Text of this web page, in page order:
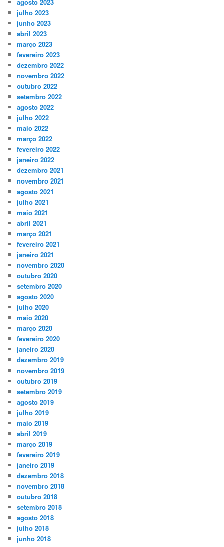
julho 2023
junho 2023
abril 2023
março 2023
fevereiro 2023
dezembro 2022
novembro 2022
outubro 2022
setembro 2022
agosto 2022
julho 2022
maio 2022
março 2022
fevereiro 2022
janeiro 2022
dezembro 2021
novembro 2021
agosto 2021
julho 2021
maio 2021
abril 2021
março 2021
fevereiro 2021
janeiro 2021
novembro 2020
outubro 2020
setembro 2020
agosto 2020
julho 2020
maio 2020
março 2020
fevereiro 2020
janeiro 2020
dezembro 2019
novembro 2019
outubro 2019
setembro 2019
agosto 2019
julho 2019
maio 2019
abril 2019
março 2019
fevereiro 2019
janeiro 2019
dezembro 2018
novembro 2018
outubro 2018
setembro 2018
agosto 2018
julho 2018
junho 2018